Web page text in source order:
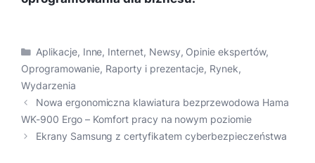
Kategorie
Aplikacje, Inne, Internet, Newsy, Opinie ekspertów,
Oprogramowanie, Raporty i prezentacje, Rynek,
Wydarzenia
Nowa ergonomiczna klawiatura bezprzewodowa Hama
WK-900 Ergo – Komfort pracy na nowym poziomie
Ekrany Samsung z certyfikatem cyberbezpieczeństwa